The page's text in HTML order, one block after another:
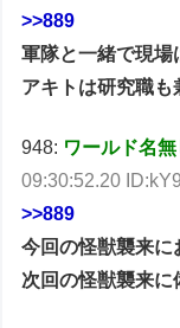
>>889
軍隊と一緒で現場
アキトは研究職も
948: ワールド名
09:30:52.20
>>889
今回の怪獣襲来に
次回の怪獣襲来